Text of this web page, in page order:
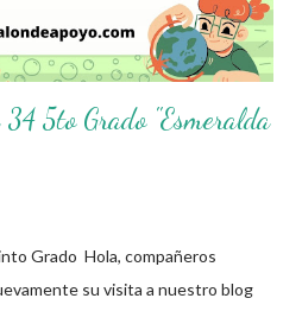
34 5to Grado "Esmeralda
Grado Hola, compañeros
su visita a nuestro blog